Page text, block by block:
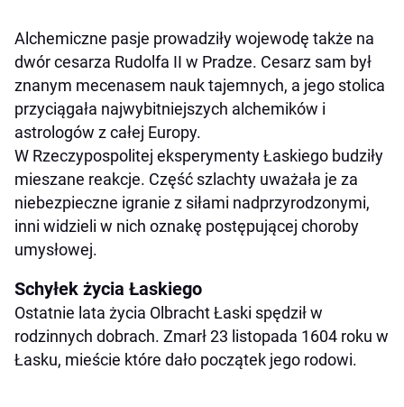
Alchemiczne pasje prowadziły wojewodę także na
dwór cesarza Rudolfa II w Pradze. Cesarz sam był
znanym mecenasem nauk tajemnych, a jego stolica
przyciągała najwybitniejszych alchemików i
astrologów z całej Europy.
W Rzeczypospolitej eksperymenty Łaskiego budziły
mieszane reakcje. Część szlachty uważała je za
niebezpieczne igranie z siłami nadprzyrodzonymi,
inni widzieli w nich oznakę postępującej choroby
umysłowej.
Schyłek życia Łaskiego
Ostatnie lata życia Olbracht Łaski spędził w
rodzinnych dobrach. Zmarł 23 listopada 1604 roku w
Łasku, mieście które dało początek jego rodowi.